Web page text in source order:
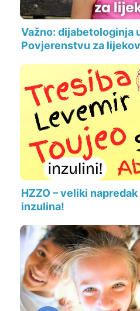
Važno: dijabetologinja
Povjerenstvu za
HZZO – veliki
inzulina!